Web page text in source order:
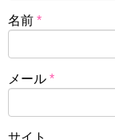
名前 *
メール *
サイト